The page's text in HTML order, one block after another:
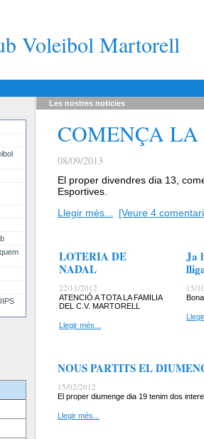
Voleibol Martorell
Les nostres noticies
COMENÇA
08/09/2013
El proper divendres dia 13,
Esportives.
Llegir més...
[Veure 4
LOTERIA DE
NADAL
22/11/2012
ATENCIÓ A TOTA LA FAMILIA
DEL C.V. MARTORELL
Llegir més...
Ja
15/
NOUS PARTITS EL
15/02/2012
El proper diumenge dia 19 tenim dos
Llegir més...